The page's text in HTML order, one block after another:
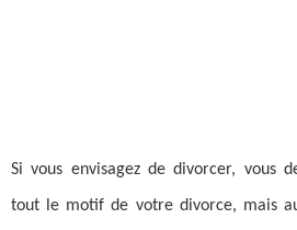
Si vous envisagez de divorcer, vous
tout le motif de votre divorce, mais